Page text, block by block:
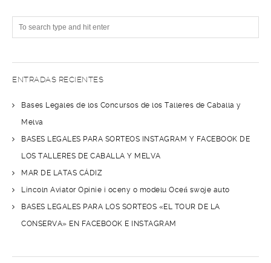
ENTRADAS RECIENTES
Bases Legales de los Concursos de los Talleres de Caballa y
Melva
BASES LEGALES PARA SORTEOS INSTAGRAM Y FACEBOOK DE
LOS TALLERES DE CABALLA Y MELVA
MAR DE LATAS CÁDIZ
Lincoln Aviator Opinie i oceny o modelu Oceń swoje auto
BASES LEGALES PARA LOS SORTEOS «EL TOUR DE LA
CONSERVA» EN FACEBOOK E INSTAGRAM